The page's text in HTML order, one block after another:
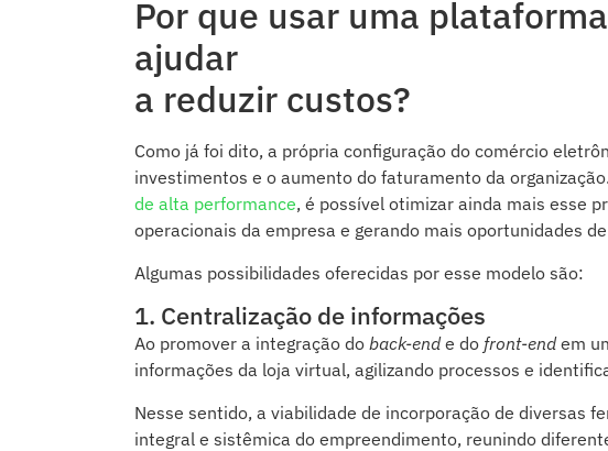
Por que usar uma
ajudar
a reduzir custos?
Como já foi dito, a própria configuração do comércio
investimentos e o aumento do faturamento da
de alta performance, é possível otimizar ainda mais esse
operacionais da empresa e gerando mais oportunidades
Algumas possibilidades oferecidas por esse modelo são:
1. Centralização de informações
Ao promover a integração do back-ende do front-endem
informações da loja virtual, agilizando processos e
Nesse sentido, a viabilidade de incorporação de diversas
integral e sistêmica do empreendimento, reunindo